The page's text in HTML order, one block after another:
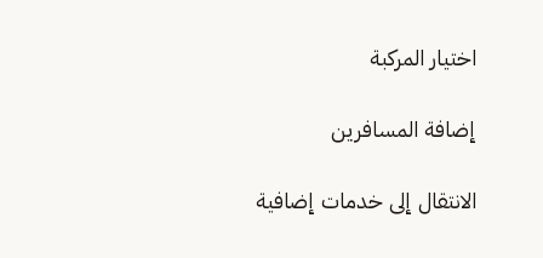
اختيار المركبة
إضافة المسافرين
الانتقال إلى خدمات إضافية